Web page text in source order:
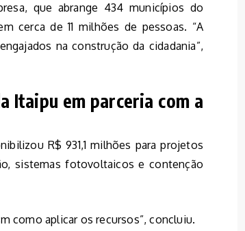
que abrange 434 municípios do
cerca de 11 milhões de pessoas. “A
na construção da cidadania”,
Itaipu em parceria com a
R$ 931,1 milhões para projetos
sistemas fotovoltaicos e contenção
como aplicar os recursos”, concluiu.